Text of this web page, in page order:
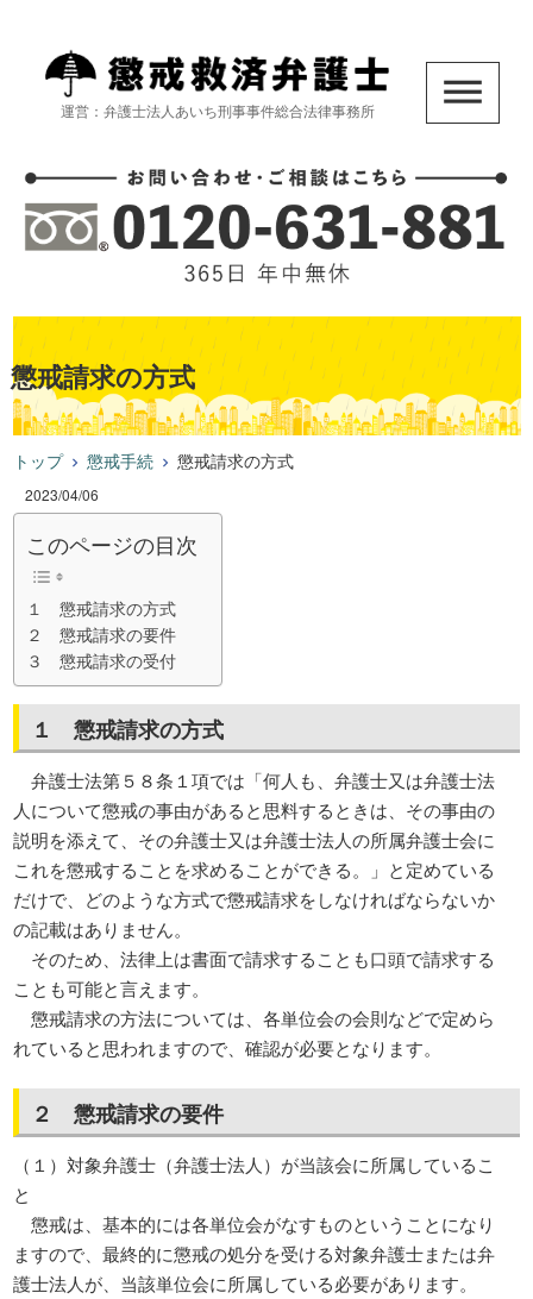
運営：弁護士法人あいち刑事事件総合法律事務所
懲戒請求の方式
トップ 懲戒手続 懲戒請求の方式
2023/04/06
このページの目次
１ 懲戒請求の方式
２ 懲戒請求の要件
３ 懲戒請求の受付
１ 懲戒請求の方式
弁護士法第５８条１項では「何人も、弁護士又は弁護士法
人について懲戒の事由があると思料するときは、その事由の
説明を添えて、その弁護士又は弁護士法人の所属弁護士会に
これを懲戒することを求めることができる。」と定めている
だけで、どのような方式で懲戒請求をしなければならないか
の記載はありません。
そのため、法律上は書面で請求することも口頭で請求する
ことも可能と言えます。
懲戒請求の方法については、各単位会の会則などで定めら
れていると思われますので、確認が必要となります。
２ 懲戒請求の要件
（１）対象弁護士（弁護士法人）が当該会に所属しているこ
と
懲戒は、基本的には各単位会がなすものということになり
ますので、最終的に懲戒の処分を受ける対象弁護士または弁
護士法人が、当該単位会に所属している必要があります。